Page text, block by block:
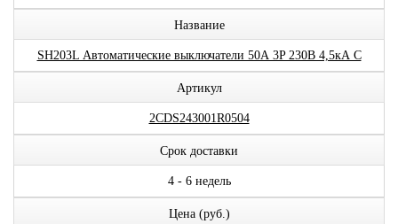
Название
SH203L Автоматические выключатели 50А 3P 230В 4,5кА C
Артикул
2CDS243001R0504
Срок доставки
4 - 6 недель
Цена (руб.)